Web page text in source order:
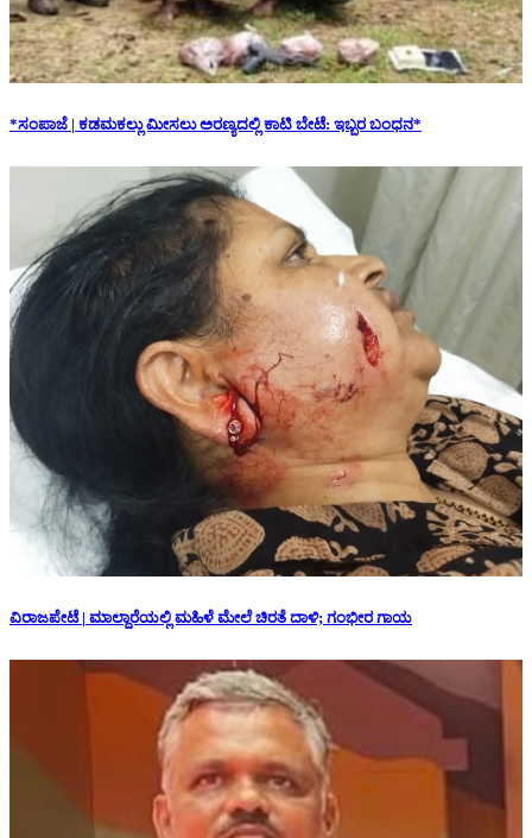
*ಸಂಪಾಜೆ | ಕಡಮಕಲ್ಲು ಮೀಸಲು ಅರಣ್ಯದಲ್ಲಿ ಕಾಟಿ ಬೇಟೆ: ಇಬ್ಬರ ಬಂಧನ*
ವಿರಾಜಪೇಟೆ | ಮಾಲ್ದಾರೆಯಲ್ಲಿ ಮಹಿಳೆ ಮೇಲೆ ಚಿರತೆ ದಾಳಿ; ಗಂಭೀರ ಗಾಯ